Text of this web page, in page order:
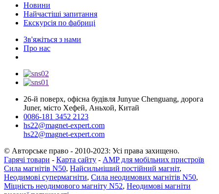
Новини
Найчастіші запитання
Екскурсія по фабриці
Зв'яжіться з нами
Про нас
26-й поверх, офісна будівля Junyue Chenguang, дорога
Juner, місто Хефей, Аньхой, Китай
0086-181 3452 2123
hs22@magnet-expert.com
hs22@magnet-expert.com
© Авторське право - 2010-2023: Усі права захищено.
Гарячі товари - Карта сайту - AMP для мобільних пристроїв
Сила магнітів N50, Найсильніший постійний магніт,
Неодимові супермагніти, Сила неодимових магнітів N50,
Міцність неодимового магніту N52, Неодимові магніти